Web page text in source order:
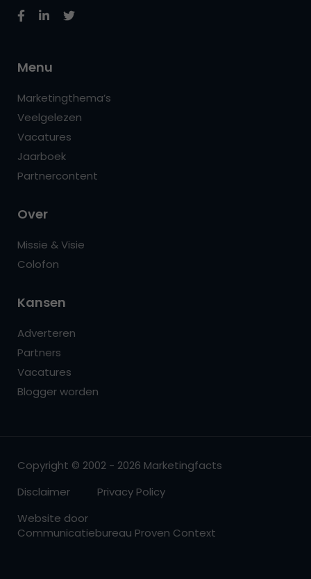
Menu
Marketingthema’s
Veelgelezen
Vacatures
Jaarboek
Partnercontent
Over
Missie & Visie
Colofon
Kansen
Adverteren
Partners
Vacatures
Blogger worden
Copyright © 2002 - 2026 Marketingfacts
Disclaimer
Privacy Policy
Website door
Communicatiebureau Proven Context